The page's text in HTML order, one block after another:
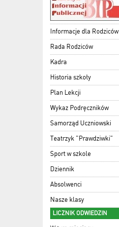
Informacje dla Rodziców
Rada Rodziców
Kadra
Historia szkoły
Plan Lekcji
Wykaz Podręczników
Samorząd Uczniowski
Teatrzyk "Prawdziwki"
Sport w szkole
Dziennik
Absolwenci
Nasze klasy
LICZNIK ODWIEDZIN